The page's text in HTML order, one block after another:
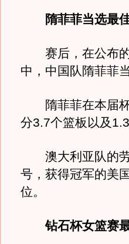
隋菲菲当选最
赛后，在公布的
中，中国队隋菲菲
隋菲菲在本届杯
分3.7个篮板以及1.3
澳大利亚队的劳
号，获得冠军的美
位。
钻石杯女篮赛